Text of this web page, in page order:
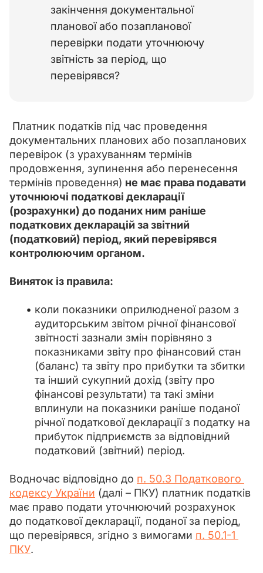
закінчення документальної
планової або позапланової
перевірки подати уточнюючу
звітність за період, що
перевірявся?
документальних планових або позапланових
перевірок (з урахуванням термінів
продовження, зупинення або перенесення
термінів проведення) не має права подавати
уточнюючі податкові декларації
(розрахунки) до поданих ним раніше
податкових декларацій за звітний
(податковий) період, який перевірявся
контролюючим органом.
Виняток із правила:
коли показники оприлюдненої разом з
аудиторським звітом річної фінансової
звітності зазнали змін порівняно з
показниками звіту про фінансовий стан
(баланс) та звіту про прибутки та збитки
та інший сукупний дохід (звіту про
фінансові результати) та такі зміни
вплинули на показники раніше поданої
річної податкової декларації з податку на
прибуток підприємств за відповідний
податковий (звітний) період.
Водночас відповідно до п. 50.3 Податкового
кодексу України (далі – ПКУ) платник податків
має право подати уточнюючий розрахунок
до податкової декларації, поданої за період,
що перевірявся, згідно з вимогами п. 50.1-1
ПКУ.